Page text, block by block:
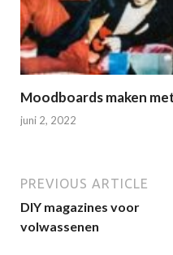
Moodboards maken
juni 2, 2022
PREVIOUS ARTICLE
DIY magazines voor
volwassenen